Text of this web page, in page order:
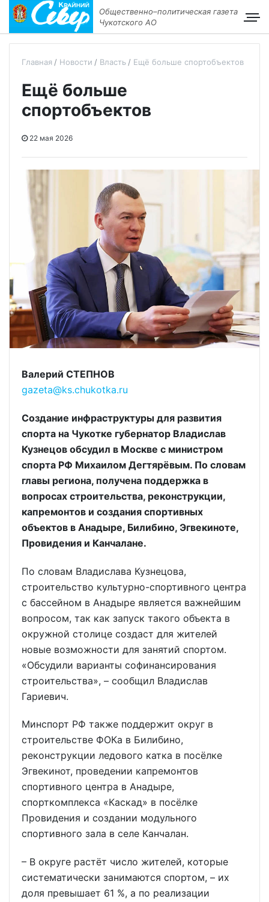
Общественно–политическая газета
Чукотского АО
Главная Новости Власть Ещё больше спортобъектов
Ещё больше
спортобъектов
22 мая 2026
Валерий СТЕПНОВ
gazeta@ks.chukotka.ru
Создание инфраструктуры для развития
спорта на Чукотке губернатор Владислав
Кузнецов обсудил в Москве с министром
спорта РФ Михаилом Дегтярёвым. По словам
главы региона, получена поддержка в
вопросах строительства, реконструкции,
капремонтов и создания спортивных
объектов в Анадыре, Билибино, Эгвекиноте,
Провидения и Канчалане.
По словам Владислава Кузнецова,
строительство культурно-спортивного центра
с бассейном в Анадыре является важнейшим
вопросом, так как запуск такого объекта в
окружной столице создаст для жителей
новые возможности для занятий спортом.
«Обсудили варианты софинансирования
строительства», – сообщил Владислав
Гариевич.
Минспорт РФ также поддержит округ в
строительстве ФОКа в Билибино,
реконструкции ледового катка в посёлке
Эгвекинот, проведении капремонтов
спортивного центра в Анадыре,
спорткомплекса «Каскад» в посёлке
Провидения и создании модульного
спортивного зала в селе Канчалан.
– В округе растёт число жителей, которые
систематически занимаются спортом, – их
доля превышает 61 %, а по реализации